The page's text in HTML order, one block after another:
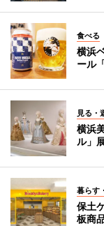
食べる
横浜
ール
見る・
横浜
ル」
暮らす
保土
板商